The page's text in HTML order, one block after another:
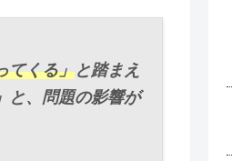
てくる」と踏まえ
と、問題の影響が